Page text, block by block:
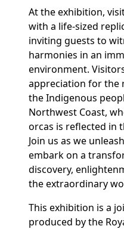
At the exhibition,
with a life-sized
inviting guests to
harmonies in an
environment.
appreciation for the
the Indigenous
Northwest Coast,
orcas is reflected in
Join us as we
embark on a
discovery,
the extraordinary
This exhibition is a
produced by the